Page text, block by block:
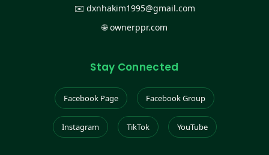
✉️ dxnhakim1995@gmail.com
🌐ownerppr.com
Stay Connected
Facebook Page Facebook Group
Instagram TikTok YouTube